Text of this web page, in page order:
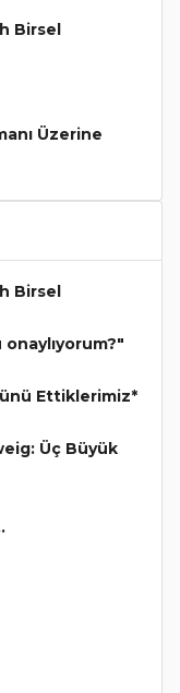
Birsel
Üzerine
Birsel
Ettiklerimiz*
Üç Büyük